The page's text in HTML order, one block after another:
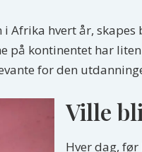
Afrika hvert år,
på kontinentet har
for den
Ville
Hver dag,